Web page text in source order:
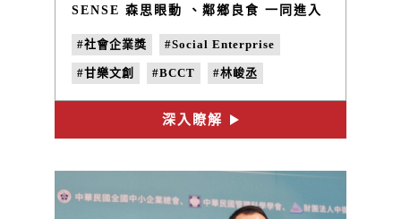
SENSE 森思眼動 、鄰鄉良食 一同進入
強，也恭喜鄰鄉良食獲得第一名的殊榮，
很開心可以跟這麼多優秀的社會企業夥伴
在這一天相聚！
#社會企業獎 #Social Enterprise
#甘樂文創 #BCCT #林峻丞
#地方創生
深入瞭解